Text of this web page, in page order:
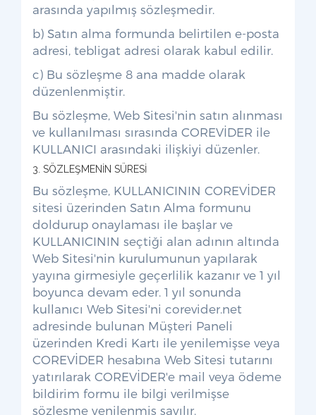
arasında yapılmış sözleşmedir.
b) Satın alma formunda belirtilen e-posta
adresi, tebligat adresi olarak kabul edilir.
c) Bu sözleşme 8 ana madde olarak
düzenlenmiştir.
Bu sözleşme, Web Sitesi'nin satın alınması
ve kullanılması sırasında COREVİDER ile
KULLANICI arasındaki ilişkiyi düzenler.
3. SÖZLEŞMENİN SÜRESİ
Bu sözleşme, KULLANICININ COREVİDER
sitesi üzerinden Satın Alma formunu
doldurup onaylaması ile başlar ve
KULLANICININ seçtiği alan adının altında
Web Sitesi'nin kurulumunun yapılarak
yayına girmesiyle geçerlilik kazanır ve 1 yıl
boyunca devam eder. 1 yıl sonunda
kullanıcı Web Sitesi'ni corevider.net
adresinde bulunan Müşteri Paneli
üzerinden Kredi Kartı ile yenilemişse veya
COREVİDER hesabına Web Sitesi tutarını
yatırılarak COREVİDER'e mail veya ödeme
bildirim formu ile bilgi verilmişse
sözleşme yenilenmiş sayılır.